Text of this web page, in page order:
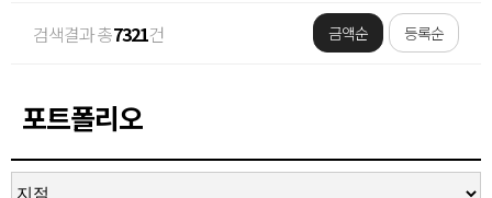
검색결과 총7321건 등록순
금액순
포트폴리오